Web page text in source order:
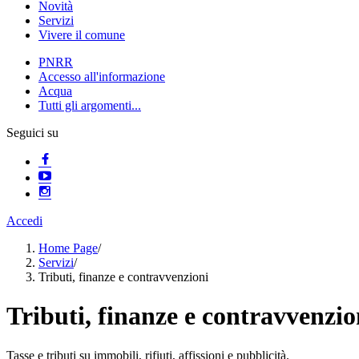
Novità
Servizi
Vivere il comune
PNRR
Accesso all'informazione
Acqua
Tutti gli argomenti...
Seguici su
Accedi
Home Page/
Servizi/
Tributi, finanze e contravvenzioni
Tributi, finanze e
Tasse e tributi su immobili, rifiuti, affissioni e pubblicità.